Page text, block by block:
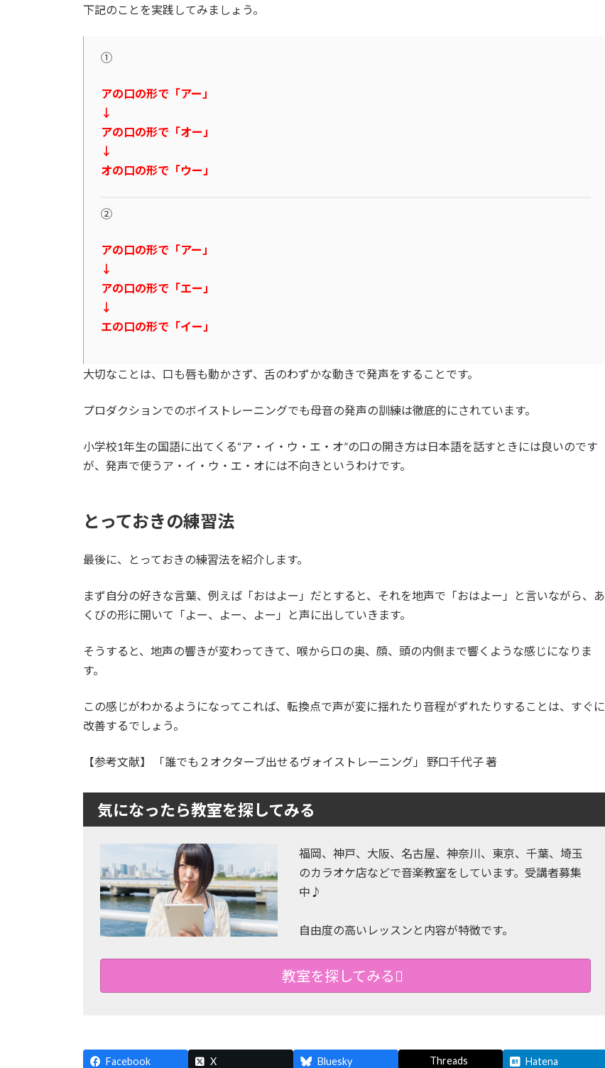
下記のことを実践してみましょう。
①
アの口の形で「アー」
↓
アの口の形で「オー」
↓
オの口の形で「ウー」
②
アの口の形で「アー」
↓
アの口の形で「エー」
↓
エの口の形で「イー」
大切なことは、口も唇も動かさず、舌のわずかな動きで発声をすることです。
プロダクションでのボイストレーニングでも母音の発声の訓練は徹底的にされています。
小学校1年生の国語に出てくる“ア・イ・ウ・エ・オ”の口の開き方は日本語を話すときには良いのです
が、発声で使うア・イ・ウ・エ・オには不向きというわけです。
とっておきの練習法
最後に、とっておきの練習法を紹介します。
まず自分の好きな言葉、例えば「おはよー」だとすると、それを地声で「おはよー」と言いながら、あ
くびの形に開いて「よー、よー、よー」と声に出していきます。
そうすると、地声の響きが変わってきて、喉から口の奥、顔、頭の内側まで響くような感じになりま
す。
この感じがわかるようになってこれば、転換点で声が変に揺れたり音程がずれたりすることは、すぐに
改善するでしょう。
【参考文献】 「誰でも２オクターブ出せるヴォイストレーニング」 野口千代子 著
気になったら教室を探してみる
福岡、神戸、大阪、名古屋、神奈川、東京、千葉、埼玉
のカラオケ店などで音楽教室をしています。受講者募集
中♪
自由度の高いレッスンと内容が特徴です。
教室を探してみる
Facebook X Bluesky Threads Hatena